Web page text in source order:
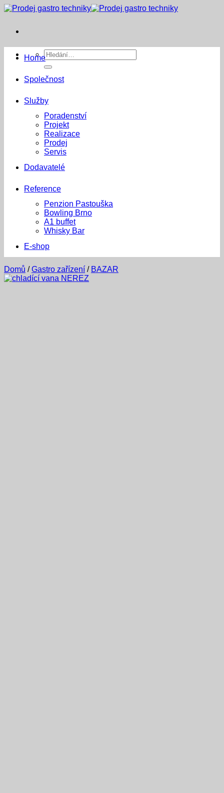
Přeskočit
Hledat:
Home
Společnost
Služby
Poradenství
Projekt
Realizace
Prodej
Servis
Dodavatelé
Reference
Penzion Pastouška
Bowling Brno
A1 buffet
Whisky Bar
E-shop
Domů / Gastro zařízení / BAZAR